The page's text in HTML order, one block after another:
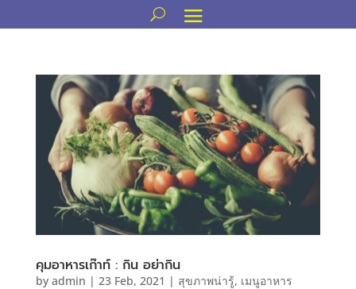
คุมอาหารเก๊าท์ : กิน อย่ากิน
by admin | 23 Feb, 2021 | สุขภาพน่ารู้, เมนูอาหาร